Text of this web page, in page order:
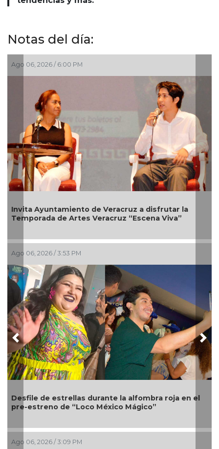
Notas del día:
06, 2026 / 6:00 PM
Ayuntamiento de Veracruz a disfrutar la
de Artes Veracruz “Escena Viva”
06, 2026 / 3:53 PM
de estrellas durante la alfombra roja en el
estreno de “Loco México Mágico”
06, 2026 / 3:09 PM
Previous